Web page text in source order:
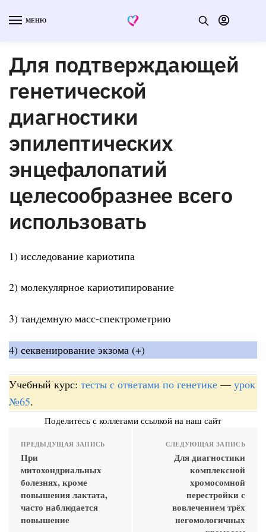
МЕНЮ
Для подтверждающей
генетической
диагностики
эпилептических
энцефалопатий
целесообразнее всего
использовать
1) исследование кариотипа
2) молекулярное кариотипирование
3) тандемную масс-спектрометрию
4) секвенирование экзома (+)
Учебный курс: тесты с ответами по генетике — урок
№65.
Поделитесь с коллегами ссылкой на наш сайт
ПРЕДЫДУЩАЯ ЗАПИСЬ
При
митохондриальных
болезнях, кроме
повышения лактата,
часто наблюдается
повышение
СЛЕДУЮЩАЯ ЗАПИСЬ
Для диагностики
комплексной
хромосомной
перестройки с
вовлечением трёх
негомологичных